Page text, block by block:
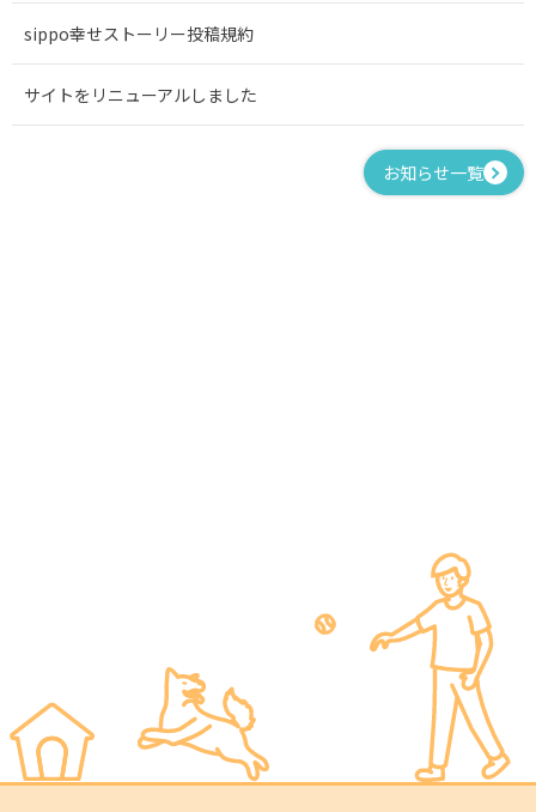
sippo幸せストーリー投稿規約
サイトをリニューアルしました
お知らせ一覧